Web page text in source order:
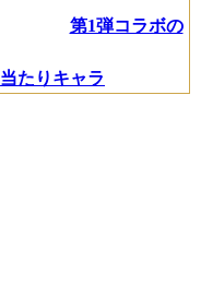
第1弾コラボの
当たりキャラ